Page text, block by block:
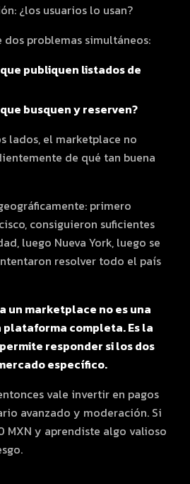
¿los usuarios lo usan?
problemas simultáneos:
publiquen listados de
busquen y reserven?
lados, el marketplace no
de qué tan buena
primero
consiguieron suficientes
luego Nueva York, luego se
resolver todo el país
un marketplace no es una
completa. Es la
responder si los dos
específico.
vale invertir en pagos
avanzado y moderación. Si
MXN y aprendiste algo valioso